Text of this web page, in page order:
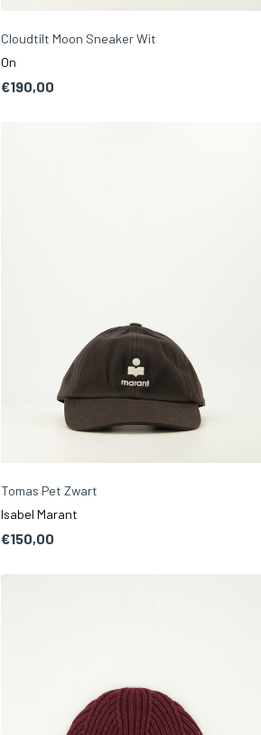
Cloudtilt Moon Sneaker Wit
On
€190,00
Tomas Pet Zwart
Isabel Marant
€150,00